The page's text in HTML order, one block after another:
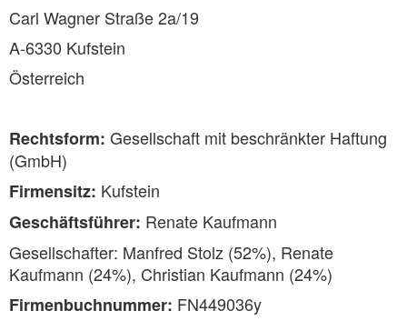
Carl Wagner Straße 2a/19
A-6330 Kufstein
Österreich
Rechtsform: Gesellschaft mit beschränkter Haftung
(GmbH)
Firmensitz: Kufstein
Geschäftsführer: Renate Kaufmann
Gesellschafter: Manfred Stolz (52%), Renate
Kaufmann (24%), Christian Kaufmann (24%)
Firmenbuchnummer: FN449036y